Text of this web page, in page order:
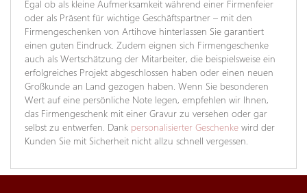
Egal ob als kleine Aufmerksamkeit während einer Firmenfeier
oder als Präsent für wichtige Geschäftspartner – mit den
Firmengeschenken von Artihove hinterlassen Sie garantiert
einen guten Eindruck. Zudem eignen sich Firmengeschenke
auch als Wertschätzung der Mitarbeiter, die beispielsweise ein
erfolgreiches Projekt abgeschlossen haben oder einen neuen
Großkunde an Land gezogen haben. Wenn Sie besonderen
Wert auf eine persönliche Note legen, empfehlen wir Ihnen,
das Firmengeschenk mit einer Gravur zu versehen oder gar
selbst zu entwerfen. Dank personalisierter Geschenke wird der
Kunden Sie mit Sicherheit nicht allzu schnell vergessen.